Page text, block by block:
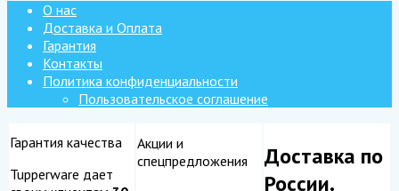
О нас
Доставка и Оплата
Гарантия
Контакты
Политика конфиденциальности
Пользовательское соглашение
Гарантия качества
Tupperware дает
Акции и
спецпредложения
Доставка по
России.